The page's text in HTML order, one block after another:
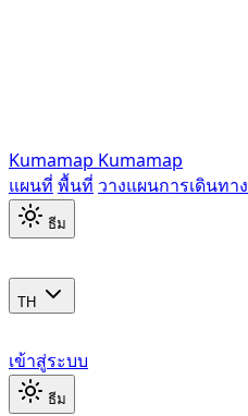
Kumamap Kumamap
แผนที่ พื้นที่ วางแผนการเดินทาง
ธีม
TH
เข้าสู่ระบบ
ธีม